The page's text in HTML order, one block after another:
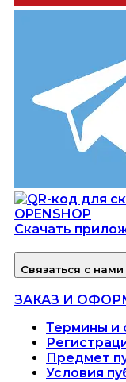
Скачать
Связаться с нами
ЗАКАЗ И
Термины и
Предмет
Условия